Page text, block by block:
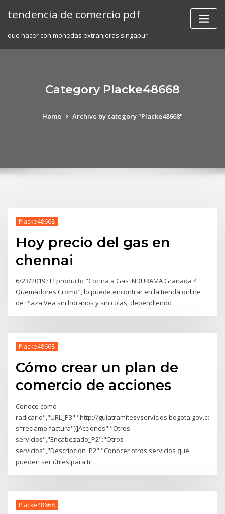
tendencia de comercio pdf
que hacer con monedas extranjeras singapur
Category Placke48668
Home Archive by category "Placke48668"
Placke48668
Hoy precio del gas en
chennai
6/23/2019 · El producto "Cocina a Gas INDURAMA Granada 4
Quemadores Cromo", lo puede encontrar en la tienda online
de Plaza Vea sin horarios y sin colas; dependiendo
Placke48668
Cómo crear un plan de
comercio de acciones
Conoce como
radicarlo","URL_P3":"http://guiatramitesyservicios.bogota.gov.co/?
s=reclamo factura"}]Acciones":"Otros
servicios","Encabezado_P2":"Otros
servicios","Descripcion_P2":"Conocer otros servicios que
pueden ser útiles para ti…
Placke48668